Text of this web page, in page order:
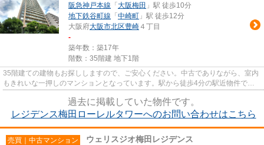
阪急神戸本線 「 大阪梅田 」駅 徒歩10分
地下鉄谷町線 「 中崎町 」駅 徒歩12分
大阪府大阪市北区豊崎 ４丁目
-
築年数：築17年
階数：35階建 地下1階
35階建ての建物もお探ししますので、ご安心ください。中古でありながら、室内
もきれいな一押しのマンションとなっています。駅から徒歩4分の駅近物件で
過去に掲載していた物件です。
レジデンス梅田ローレルタワーへのお問い合わせはこちら
売買｜中古マンション ウェリスジオ梅田レジデンス